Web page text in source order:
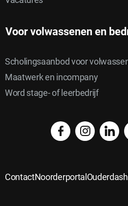
Voor volwassenen en
Scholingsaanbod voor
Maatwerk en incompany
Word stage- of leerbedrijf
facebookinstagram
ContactNoorderportal